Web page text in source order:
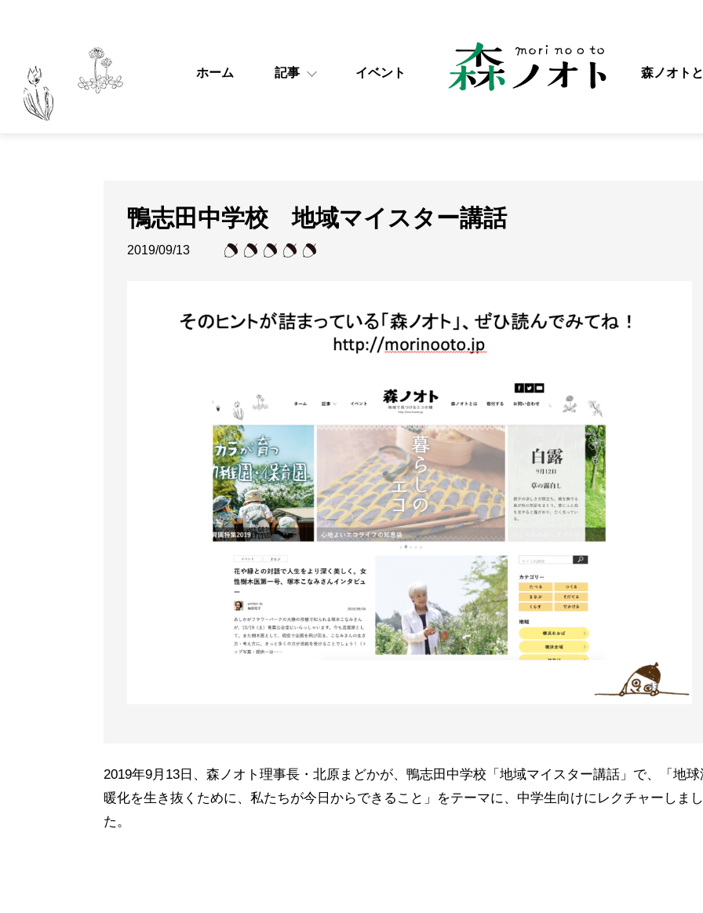
ホーム 記事 イベント 森ノオト
鴨志田中学校 地域マイスター講話
2019/09/13
2019年9月13日、森ノオト理事長・北原まどかが、鴨志田中学校「地域マイスター講話」で、「地球
暖化を生き抜くために、私たちが今日からできること」をテーマに、中学生向けにレクチャーしまし
た。